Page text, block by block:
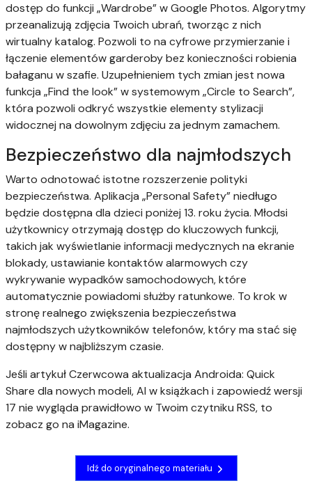
dostęp do funkcji „Wardrobe” w Google Photos. Algorytmy
przeanalizują zdjęcia Twoich ubrań, tworząc z nich
wirtualny katalog. Pozwoli to na cyfrowe przymierzanie i
łączenie elementów garderoby bez konieczności robienia
bałaganu w szafie. Uzupełnieniem tych zmian jest nowa
funkcja „Find the look” w systemowym „Circle to Search”,
która pozwoli odkryć wszystkie elementy stylizacji
widocznej na dowolnym zdjęciu za jednym zamachem.
Bezpieczeństwo dla najmłodszych
Warto odnotować istotne rozszerzenie polityki
bezpieczeństwa. Aplikacja „Personal Safety” niedługo
będzie dostępna dla dzieci poniżej 13. roku życia. Młodsi
użytkownicy otrzymają dostęp do kluczowych funkcji,
takich jak wyświetlanie informacji medycznych na ekranie
blokady, ustawianie kontaktów alarmowych czy
wykrywanie wypadków samochodowych, które
automatycznie powiadomi służby ratunkowe. To krok w
stronę realnego zwiększenia bezpieczeństwa
najmłodszych użytkowników telefonów, który ma stać się
dostępny w najbliższym czasie.
Jeśli artykuł Czerwcowa aktualizacja Androida: Quick
Share dla nowych modeli, AI w książkach i zapowiedź wersji
17 nie wygląda prawidłowo w Twoim czytniku RSS, to
zobacz go na iMagazine.
Idź do oryginalnego materiału